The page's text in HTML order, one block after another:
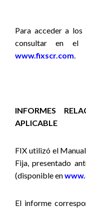
Para acceder a
consultar en el
www.fixscr.com.
INFORMES
APLICABLE
FIX utilizó el
Fija, presentado
(disponible en
El informe